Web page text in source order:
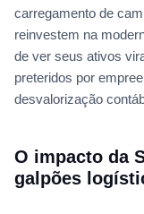
carregamento de
reinvestem na
de ver seus ativos
preteridos por
desvalorização
O impacto da
galpões